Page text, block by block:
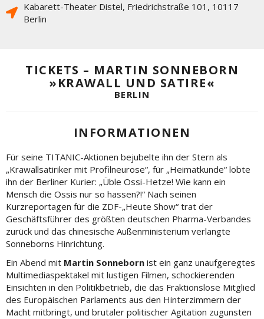
Kabarett-Theater Distel, Friedrichstraße 101 , 10117
Berlin
TICKETS – MARTIN SONNEBORN
»KRAWALL UND SATIRE«
BERLIN
INFORMATIONEN
Für seine TITANIC-Aktionen bejubelte ihn der Stern als
„Krawallsatiriker mit Profilneurose“, für „Heimatkunde“ lobte
ihn der Berliner Kurier: „Üble Ossi-Hetze! Wie kann ein
Mensch die Ossis nur so hassen?!“ Nach seinen
Kurzreportagen für die ZDF-„Heute Show“ trat der
Geschäftsführer des größten deutschen Pharma-Verbandes
zurück und das chinesische Außenministerium verlangte
Sonneborns Hinrichtung.
Ein Abend mit Martin Sonneborn ist ein ganz unaufgeregtes
Multimediaspektakel mit lustigen Filmen, schockierenden
Einsichten in den Politikbetrieb, die das Fraktionslose Mitglied
des Europäischen Parlaments aus den Hinterzimmern der
Macht mitbringt, und brutaler politischer Agitation zugunsten